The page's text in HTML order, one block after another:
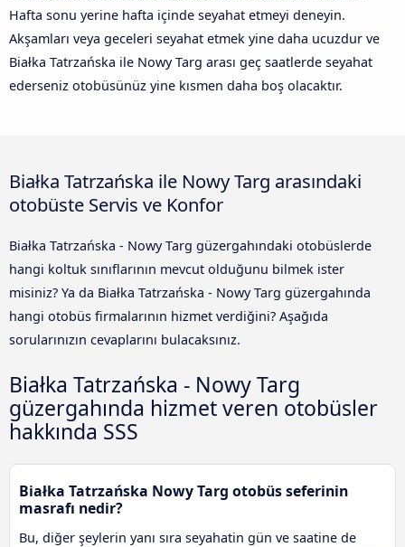
Hafta sonu yerine hafta içinde seyahat etmeyi deneyin.
Akşamları veya geceleri seyahat etmek yine daha ucuzdur ve
Białka Tatrzańska ile Nowy Targ arası geç saatlerde seyahat
ederseniz otobüsünüz yine kısmen daha boş olacaktır.
Białka Tatrzańska ile Nowy Targ arasındaki
otobüste Servis ve Konfor
Białka Tatrzańska - Nowy Targ güzergahındaki otobüslerde
hangi koltuk sınıflarının mevcut olduğunu bilmek ister
misiniz? Ya da Białka Tatrzańska - Nowy Targ güzergahında
hangi otobüs firmalarının hizmet verdiğini? Aşağıda
sorularınızın cevaplarını bulacaksınız.
Białka Tatrzańska - Nowy Targ
güzergahında hizmet veren otobüsler
hakkında SSS
Białka Tatrzańska Nowy Targ otobüs seferinin
masrafı nedir?
Bu, diğer şeylerin yanı sıra seyahatin gün ve saatine de